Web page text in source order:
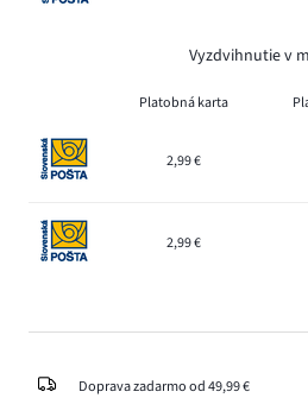
Vyzdvihnutie v
Platobná karta
2,99 €
2,99 €
Doprava zadarmo od 49,99 €